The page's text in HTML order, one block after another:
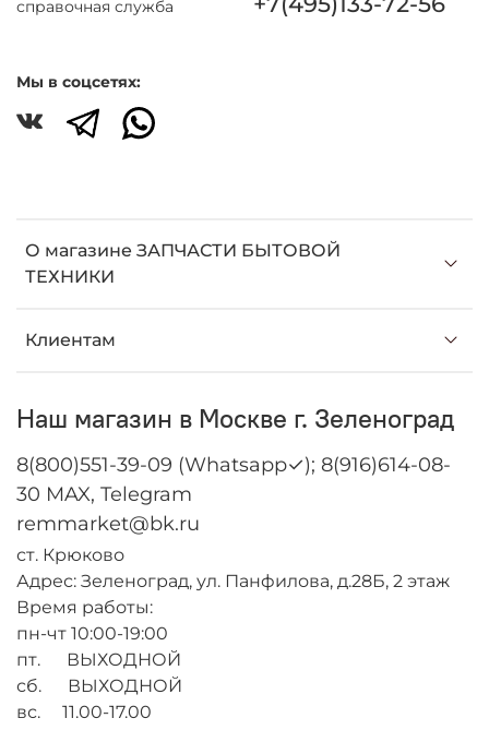
О магазине ЗАПЧАСТИ БЫТОВОЙ
ТЕХНИКИ
Клиентам
справочная служба
Мы в соцсетях:
Наш магазин в Москве г. Зеленоград
8(800)551-39-09 (Whatsapp✓); 8(916)614-08-
30 MAX, Telegram
remmarket@bk.ru
ст. Крюково
Адрес: Зеленоград, ул. Панфилова, д.28Б, 2 этаж
Время работы:
пн-чт 10:00-19:00
пт. ВЫХОДНОЙ
сб. ВЫХОДНОЙ
вс. 11.00-17.00